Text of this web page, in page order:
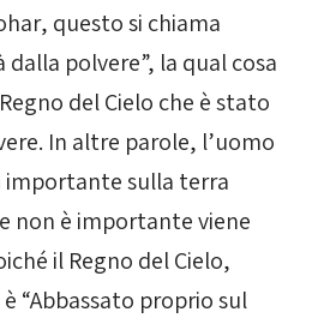
, questo si chiama
dalla polvere”, la qual cosa
del Cielo che è stato
In altre parole, l’uomo
importante sulla terra
non è importante viene
il Regno del Cielo,
“Abbassato proprio sul